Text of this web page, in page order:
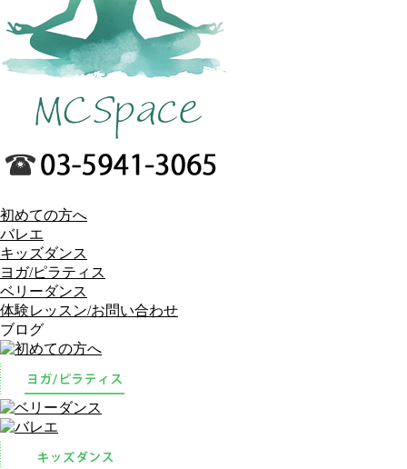
初めての方へ
バレエ
キッズダンス
ヨガ/ピラティス
ベリーダンス
体験レッスン/お問い合わせ
ブログ